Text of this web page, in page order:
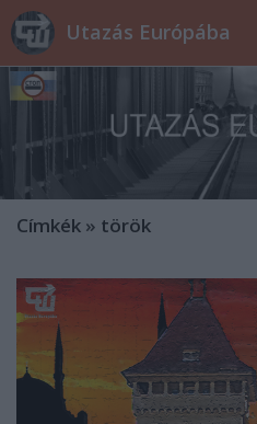
Utazás Európába
Címkék » török